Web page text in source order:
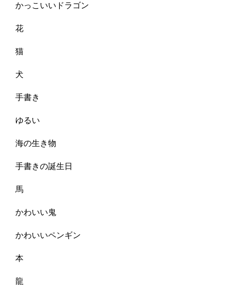
かっこいいドラゴン
花
猫
犬
手書き
ゆるい
海の生き物
手書きの誕生日
馬
かわいい鬼
かわいいペンギン
本
龍